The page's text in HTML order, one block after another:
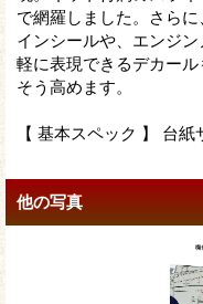
で網羅しました。さら
インシールや、エンジ
軽に表現できるデカー
そう高めます。
【 基本スペック 】 台
他の写真